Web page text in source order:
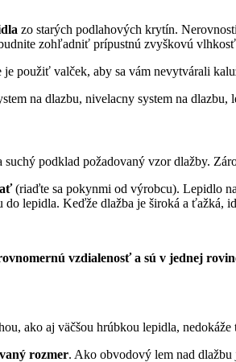
zo starých podlahových krytín.
zohľadniť prípustnú zvyškovú
je použiť valček, aby sa vám nevytvárali
podklad požadovaný vzor dlažby.
(riaďte sa pokynmi od výrobcu). Lepidlo
do lepidla. Keďže dlažba je široká a ťažká,
vzdialenosť a sú v jednej
ako aj väčšou hrúbkou lepidla,
rozmer. Ako obvodový lem nad